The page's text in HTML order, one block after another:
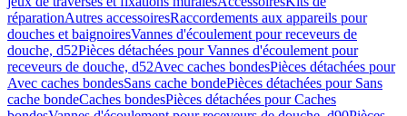
réparationAutres accessoiresRaccordements aux appareils pour
douches et baignoiresVannes d'écoulement pour receveurs de
douche, d52Pièces détachées pour Vannes d'écoulement pour
receveurs de douche, d52Avec caches bondesPièces détachées pour
Avec caches bondesSans cache bondePièces détachées pour Sans
cache bondeCaches bondesPièces détachées pour Caches